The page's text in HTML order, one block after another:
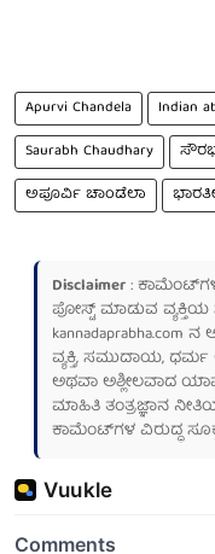
Apurvi Chandela Indian
Saurabh Chaudhary
ಅಪೂರ್ವಿ ಚಾಂಡೆಲಾ
Disclaimer:
ಪೋಸ್ಟ್ ಮಾಡುವ
kannadaprabha.com ನ
ವ್ಯಕ್ತಿ, ಸಮುದಾಯ, ಧರ್ಮ
ಅಥವಾ ಅಶ್ಲೀಲವಾದ
ಮಾಹಿತಿ ತಂತ್ರಜ್ಞಾನ
ಕಾಮೆಂಟ್‌ಗಳ ವಿರುದ್ಧ